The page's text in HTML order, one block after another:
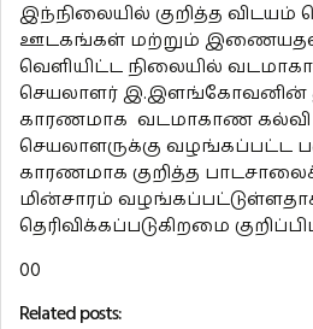
இந்நிலையில் குறித்த விடயம்
ஊடகங்கள் மற்றும்
வெளியிட்ட நிலையில்
செயலாளர் இ.இளங்கோவனின்
காரணமாக வடமாகாண
செயலாளருக்கு வழங்கப்பட்ட
காரணமாக குறித்த
மின்சாரம்
தெரிவிக்கப்படுகிறமை
00
Related posts: